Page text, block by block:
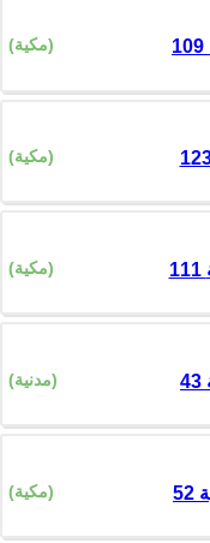
(مكية)
(مكية)
(مكية)
(مدنية)
(مكية)